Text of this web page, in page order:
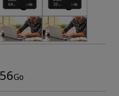
Go